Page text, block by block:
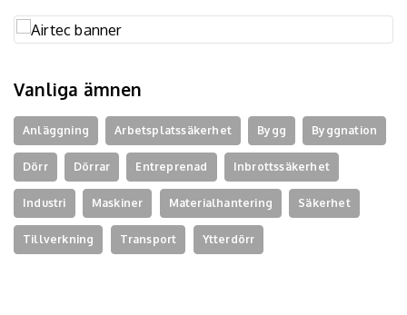
Vanliga ämnen
Anläggning Arbetsplatssäkerhet Bygg Byggnation
Dörr Dörrar Entreprenad Inbrottssäkerhet
Industri Maskiner Materialhantering Säkerhet
Tillverkning Transport Ytterdörr